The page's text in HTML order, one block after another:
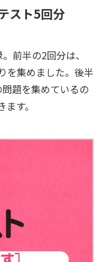
スト5回分
前半の2回分は、
を集めました。後半
題を集めているの
す。